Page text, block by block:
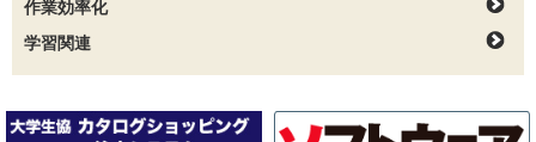
作業効率化
学習関連